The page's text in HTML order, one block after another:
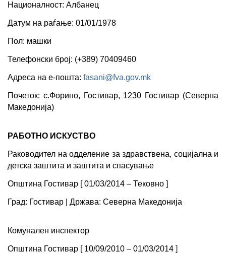
Националност: Албанец
Датум на раѓање: 01/01/1978
Пол: машки
Телефонски број: (+389) 70409460
Адреса на е-пошта: fasani@fva.gov.mk
Почеток: с.Форино, Гостивар, 1230 Гостивар (Северна
Македонија)
РАБОТНО ИСКУСТВО
Раководител на одделение за здравствена, социјална и
детска заштита и заштита и спасување
Општина Гостивар [ 01/03/2014 – Тековно ]
Град: Гостивар | Држава: Северна Македонија
Комунален инспектор
Општина Гостивар [ 10/09/2010 – 01/03/2014 ]